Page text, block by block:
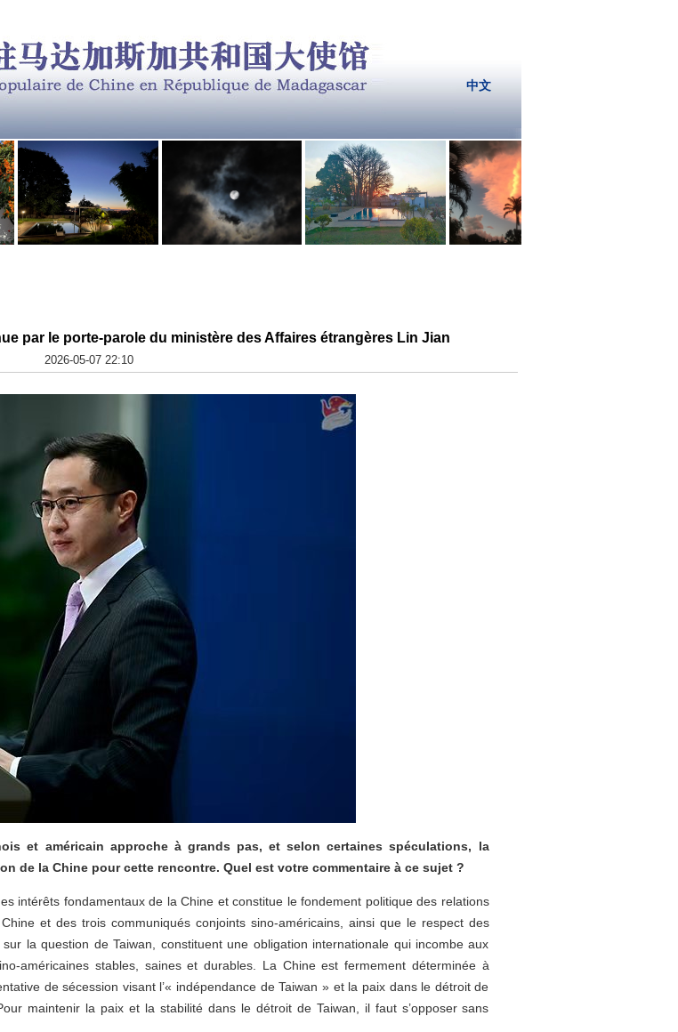
中文
par le porte-parole du ministère des Affaires étrangères Lin Jian
2026-05-07 22:10
et américain approche à grands pas, et selon certaines spéculations, la
de la Chine pour cette rencontre. Quel est votre commentaire à ce sujet ?
intérêts fondamentaux de la Chine et constitue le fondement politique des relations
et des trois communiqués conjoints sino-américains, ainsi que le respect des
la question de Taiwan, constituent une obligation internationale qui incombe aux
américaines stables, saines et durables. La Chine est fermement déterminée à
de sécession visant l’« indépendance de Taiwan » et la paix dans le détroit de
maintenir la paix et la stabilité dans le détroit de Taiwan, il faut s’opposer sans